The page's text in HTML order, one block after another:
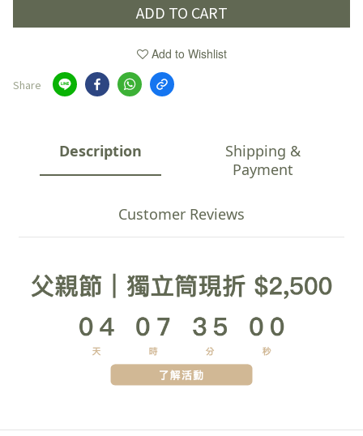
ADD TO CART
Add to Wishlist
Share
Description
Shipping &
Payment
Customer Reviews